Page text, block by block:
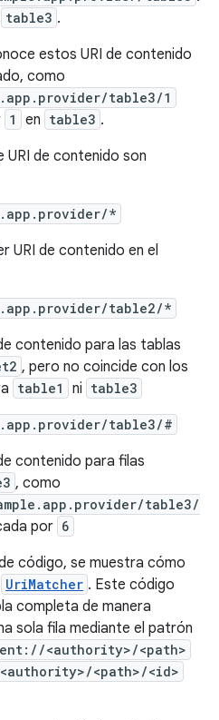
table3 .
estos URI de contenido
como
table3/1
1 en table3 .
URI de contenido son
*
URI de contenido en el
table2/*
contenido para las tablas
, pero no coincide con los
table1 ni table3
table3/#
contenido para filas
, como
table3/
por 6
código, se muestra cómo
UriMatcher . Este código
completa de manera
sola fila mediante el patrón
<authority>/<path>
<path>/<id>